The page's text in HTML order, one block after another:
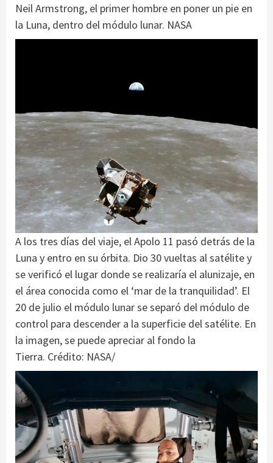
Neil Armstrong, el primer hombre en poner un pie en
la Luna, dentro del módulo lunar. NASA
A los tres días del viaje, el Apolo 11 pasó detrás de la
Luna y entro en su órbita. Dio 30 vueltas al satélite y
se verificó el lugar donde se realizaría el alunizaje, en
el área conocida como el ‘mar de la tranquilidad’. El
20 de julio el módulo lunar se separó del módulo de
control para descender a la superficie del satélite. En
la imagen, se puede apreciar al fondo la
Tierra. Crédito: NASA/